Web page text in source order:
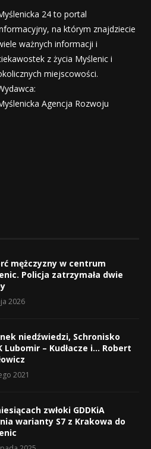
24 to portal
na którym znajdziecie
ważnych informacji i
z życia Myślenic i
miejscowości.
Agencja Rozwoju
mężczyzny w centrum
Policja zatrzymała dwie
2026
niedźwiedzi, Schronisko
Lubomir – Kudłacze i… Robert
2021
zwłoki GDDKiA
warianty S7 z Krakowa do